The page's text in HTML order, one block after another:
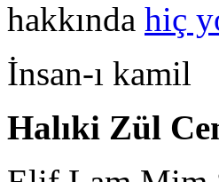
hakkında hiç
İnsan-ı kamil
Halıki Zül